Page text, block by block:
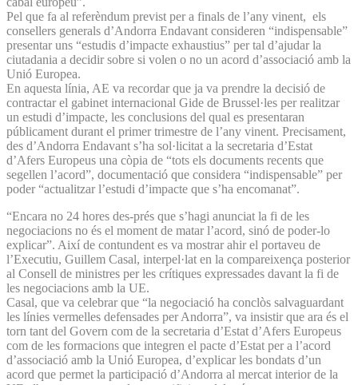
Pel que fa al referèndum previst per a finals de l’any vinent, els
consellers generals d’Andorra Endavant consideren “indispensable”
presentar uns “estudis d’impacte exhaustius” per tal d’ajudar la
ciutadania a decidir sobre si volen o no un acord d’associació amb la
Unió Europea.
En aquesta línia, AE va recordar que ja va prendre la decisió de
contractar el gabinet internacional Gide de Brussel·les per realitzar
un estudi d’impacte, les conclusions del qual es presentaran
públicament durant el primer trimestre de l’any vinent. Precisament,
des d’Andorra Endavant s’ha sol·licitat a la secretaria d’Estat
d’Afers Europeus una còpia de “tots els documents recents que
segellen l’acord”, documentació que considera “indispensable” per
poder “actualitzar l’estudi d’impacte que s’ha encomanat”.
“Encara no 24 hores des-prés que s’hagi anunciat la fi de les
negociacions no és el moment de matar l’acord, sinó de poder-lo
explicar”. Així de contundent es va mostrar ahir el portaveu de
l’Executiu, Guillem Casal, interpel·lat en la compareixença posterior
al Consell de ministres per les crítiques expressades davant la fi de
les negociacions amb la UE.
Casal, que va celebrar que “la negociació ha conclòs salvaguardant
les línies vermelles defensades per Andorra”, va insistir que ara és el
torn tant del Govern com de la secretaria d’Estat d’Afers Europeus
com de les formacions que integren el pacte d’Estat per a l’acord
d’associació amb la Unió Europea, d’explicar les bondats d’un
acord que permet la participació d’Andorra al mercat interior de la